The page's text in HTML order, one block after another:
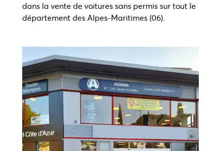
dans la vente de voitures sans permis sur tout le
département des Alpes-Maritimes (06).